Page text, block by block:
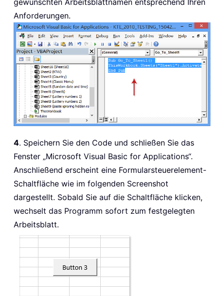
gewünschten Arbeitsblattnamen entsprechend Ihren
Anforderungen.
4. Speichern Sie den Code und schließen Sie das
Fenster „Microsoft Visual Basic for Applications“.
Anschließend erscheint eine Formularsteuerelement-
Schaltfläche wie im folgenden Screenshot
dargestellt. Sobald Sie auf die Schaltfläche klicken,
wechselt das Programm sofort zum festgelegten
Arbeitsblatt.